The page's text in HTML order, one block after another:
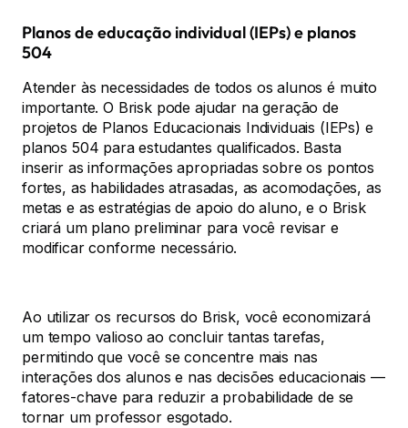
Planos de educação individual (IEPs) e planos
504
Atender às necessidades de todos os alunos é muito
importante. O Brisk pode ajudar na geração de
projetos de Planos Educacionais Individuais (IEPs) e
planos 504 para estudantes qualificados. Basta
inserir as informações apropriadas sobre os pontos
fortes, as habilidades atrasadas, as acomodações, as
metas e as estratégias de apoio do aluno, e o Brisk
criará um plano preliminar para você revisar e
modificar conforme necessário.
Ao utilizar os recursos do Brisk, você economizará
um tempo valioso ao concluir tantas tarefas,
permitindo que você se concentre mais nas
interações dos alunos e nas decisões educacionais —
fatores-chave para reduzir a probabilidade de se
tornar um professor esgotado.